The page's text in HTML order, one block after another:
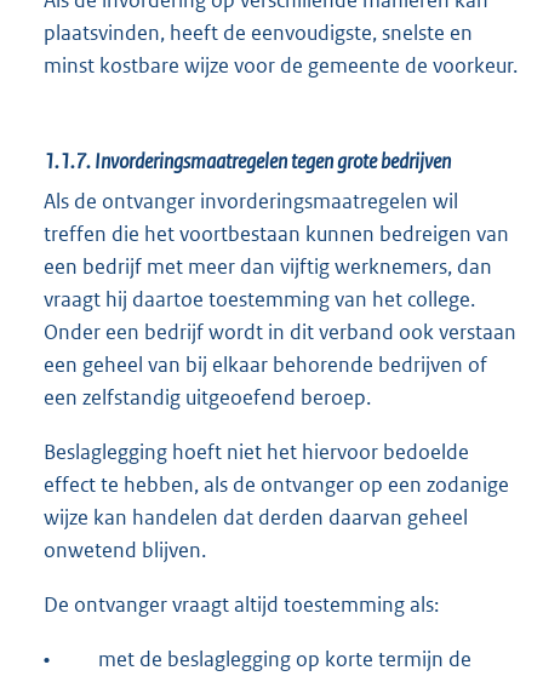
plaatsvinden, heeft de eenvoudigste, snelste en
minst kostbare wijze voor de gemeente de voorkeur.
1.1.7.Invorderingsmaatregelen tegen grote bedrijven
Als de ontvanger invorderingsmaatregelen wil
treffen die het voortbestaan kunnen bedreigen van
een bedrijf met meer dan vijftig werknemers, dan
vraagt hij daartoe toestemming van het college.
Onder een bedrijf wordt in dit verband ook verstaan
een geheel van bij elkaar behorende bedrijven of
een zelfstandig uitgeoefend beroep.
Beslaglegging hoeft niet het hiervoor bedoelde
effect te hebben, als de ontvanger op een zodanige
wijze kan handelen dat derden daarvan geheel
onwetend blijven.
De ontvanger vraagt altijd toestemming als:
•
met de beslaglegging op korte termijn de